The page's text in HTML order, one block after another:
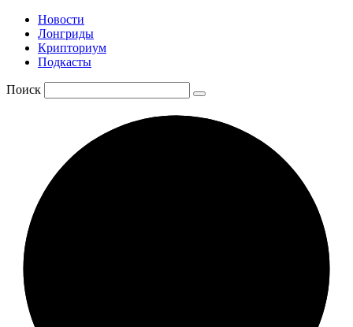
Новости
Лонгриды
Крипториум
Подкасты
Поиск